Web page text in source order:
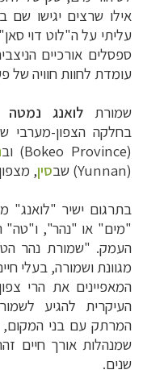
אילו שרצים יגישו שם
עליתי על ה"לוט דוי סאן"
ספסלים אורכיים
עומדת לחוות חוויה של
שמורתלואנג נמטה
בחלקה הצפון-מערבי
(
Bokeo Province) וב
(
Yunnan) שבסין,
בתרגום ישיר "לואנג"
"מים" או "נהר", ו"טה"
העמק. "שמורת נהר
מגוונת ושמורה, בעלי
המאפיינים את הרי
העיקרית להגיע
המרתק עם בני המקום,
שמנהלות אורך חיים
שנים.